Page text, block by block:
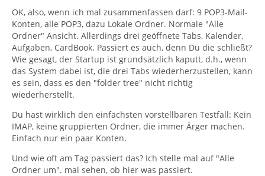
OK, also, wenn ich mal zusammenfassen darf: 9 POP3-Mail-
Konten, alle POP3, dazu Lokale Ordner. Normale "Alle
Ordner" Ansicht. Allerdings drei geöffnete Tabs, Kalender,
Aufgaben, CardBook. Passiert es auch, denn Du die schließt?
Wie gesagt, der Startup ist grundsätzlich kaputt, d.h., wenn
das System dabei ist, die drei Tabs wiederherzustellen, kann
es sein, dass es den "folder tree" nicht richtig
wiederherstellt.
Du hast wirklich den einfachsten vorstellbaren Testfall: Kein
IMAP, keine gruppierten Ordner, die immer Ärger machen.
Einfach nur ein paar Konten.
Und wie oft am Tag passiert das? Ich stelle mal auf "Alle
Ordner um". mal sehen, ob hier was passiert.